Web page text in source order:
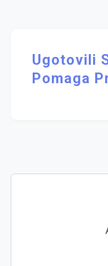
Ugotovili
Pomaga